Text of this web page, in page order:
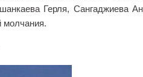
Герля, Сангаджиева
молчания.